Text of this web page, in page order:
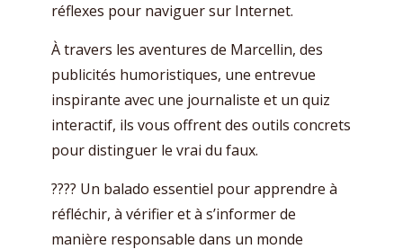
réflexes pour naviguer sur Internet.
À travers les aventures de Marcellin, des
publicités humoristiques, une entrevue
inspirante avec une journaliste et un quiz
interactif, ils vous offrent des outils concrets
pour distinguer le vrai du faux.
???? Un balado essentiel pour apprendre à
réfléchir, à vérifier et à s’informer de
manière responsable dans un monde